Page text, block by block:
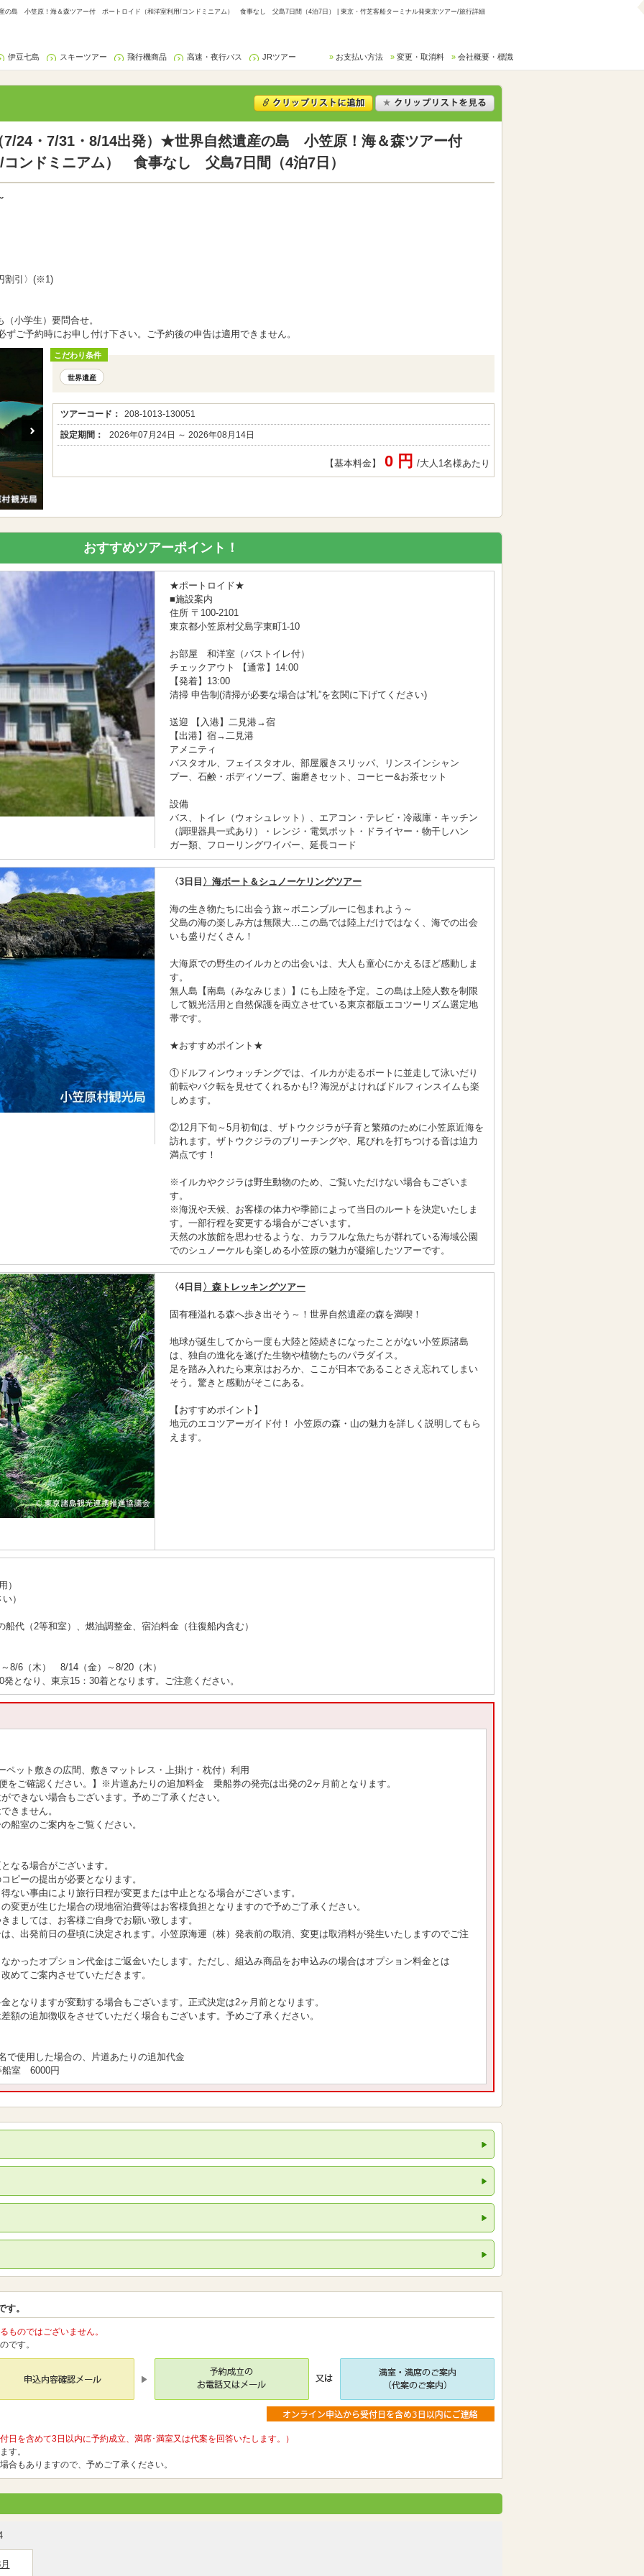
の島 小笠原！海＆森ツアー付 ポートロイド（和洋室利用/コンドミニアム） 食事なし 父島7日間（4泊7日） | 東京・竹芝客船ターミナル発東京ツアー/旅行詳細
伊豆七島 スキーツアー 飛行機商品 高速・夜行バス JRツアー お支払い方法 変更・取消料 会社概要・標識
7/24・7/31・8/14出発）★世界自然遺産の島 小笠原！海＆森ツアー付
コンドミニアム） 食事なし 父島7日間（4泊7日）
割引〉(※1)
小学生）要問合せ。
ご予約時にお申し付け下さい。ご予約後の申告は適用できません。
こだわり条件
世界遺産
ツアーコード： 208-1013-130051
設定期間： 2026年07月24日 ～ 2026年08月14日
【基本料金】 0 円 /大人1名様あたり
おすすめツアーポイント！
★ポートロイド★
■施設案内
住所 〒100-2101
東京都小笠原村父島字東町1-10
お部屋 和洋室（バストイレ付）
チェックアウト 【通常】14:00
【発着】13:00
清掃 申告制(清掃が必要な場合は”札”を玄関に下げてください)
送迎 【入港】二見港→宿
【出港】宿→二見港
アメニティ
バスタオル、フェイスタオル、部屋履きスリッパ、リンスインシャン
プー、石鹸・ボディソープ、歯磨きセット、コーヒー&お茶セット
設備
バス、トイレ（ウォシュレット）、エアコン・テレビ・冷蔵庫・キッチン
（調理器具一式あり）・レンジ・電気ポット・ドライヤー・物干しハン
ガー類、フローリングワイパー、延長コード
〈3日目 〉海ボート＆シュノーケリングツアー
海の生き物たちに出会う旅～ボニンブルーに包まれよう～
父島の海の楽しみ方は無限大…この島では陸上だけではなく、海での出会
いも盛りだくさん！
大海原での野生のイルカとの出会いは、大人も童心にかえるほど感動しま
す。
無人島【南島（みなみじま）】にも上陸を予定。この島は上陸人数を制限
して観光活用と自然保護を両立させている東京都版エコツーリズム選定地
帯です。
★おすすめポイント★
①ドルフィンウォッチングでは、イルカが走るボートに並走して泳いだり
前転やバク転を見せてくれるかも!? 海況がよければドルフィンスイムも楽
しめます。
②12月下旬～5月初旬は、ザトウクジラが子育と繁殖のために小笠原近海を
訪れます。ザトウクジラのブリーチングや、尾びれを打ちつける音は迫力
満点です！
※イルカやクジラは野生動物のため、ご覧いただけない場合もございま
す。
※海況や天候、お客様の体力や季節によって当日のルートを決定いたしま
す。一部行程を変更する場合がございます。
天然の水族館を思わせるような、カラフルな魚たちが群れている海域公園
でのシュノーケルも楽しめる小笠原の魅力が凝縮したツアーです。
〈4日目 〉森トレッキングツアー
固有種溢れる森へ歩き出そう～！世界自然遺産の森を満喫！
地球が誕生してから一度も大陸と陸続きになったことがない小笠原諸島
は、独自の進化を遂げた生物や植物たちのパラダイス。
足を踏み入れたら東京はおろか、ここが日本であることさえ忘れてしまい
そう。驚きと感動がそこにある。
【おすすめポイント】
地元のエコツアーガイド付！ 小笠原の森・山の魅力を詳しく説明してもら
えます。
）
）
代（2等和室）、燃油調整金、宿泊料金（往復船内含む）
8/6（木） 8/14（金）～8/20（木）
となり、東京15：30着となります。ご注意ください。
ット敷きの広間、敷きマットレス・上掛け・枕付）利用
をご確認ください。】※片道あたりの追加料金 乗船券の発売は出発の2ヶ月前となります。
できない場合もございます。予めご了承ください。
きません。
船室のご案内をご覧ください。
なる場合がございます。
ピーの提出が必要となります。
ない事由により旅行日程が変更または中止となる場合がございます。
変更が生じた場合の現地宿泊費等はお客様負担となりますので予めご了承ください。
しては、お客様ご自身でお願い致します。
、出発前日の昼頃に決定されます。小笠原海運（株）発表前の取消、変更は取消料が発生いたしますのでご注
かったオプション代金はご返金いたします。ただし、組込み商品をお申込みの場合はオプション料金とは
てご案内させていただきます。
となりますが変動する場合もございます。正式決定は2ヶ月前となります。
の追加徴収をさせていただく場合もございます。予めご了承ください。
で使用した場合の、片道あたりの追加代金
船室 6000円
。
ものではございません。
です。
日を含めて3日以内に予約成立、満席･満室又は代案を回答いたします。）
す。
もありますので、予めご了承ください。